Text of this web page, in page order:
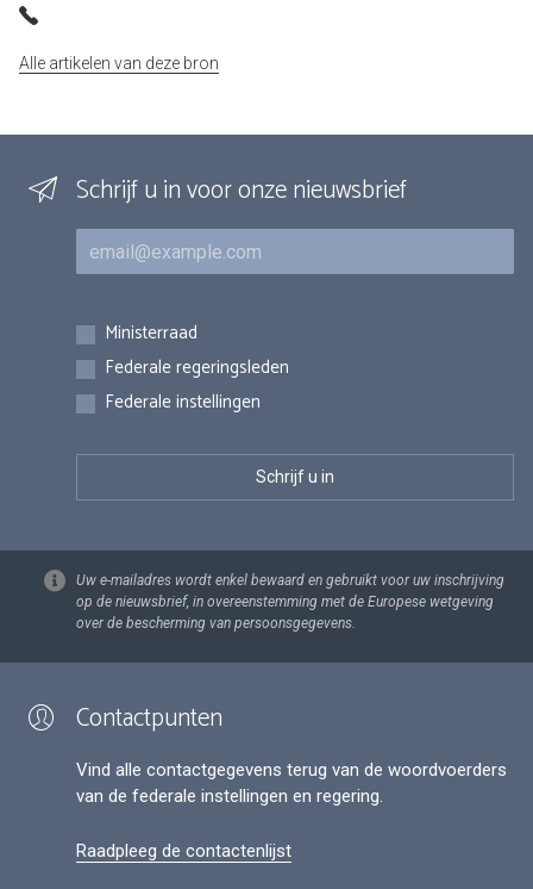
Alle artikelen van deze bron
Schrijf u in voor onze nieuwsbrief
E-mail
Inschrijvingen
Ministerraad
Federale regeringsleden
Federale instellingen
Uw e-mailadres wordt enkel bewaard en gebruikt voor uw inschrijving
op de nieuwsbrief, in overeenstemming met de Europese wetgeving
over de bescherming van persoonsgegevens.
Contactpunten
Vind alle contactgegevens terug van de woordvoerders
van de federale instellingen en regering.
Raadpleeg de contactenlijst